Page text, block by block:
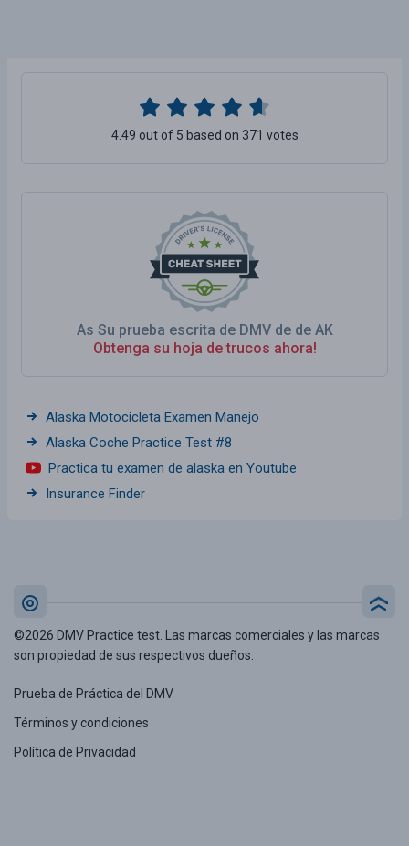
As Su prueba escrita de DMV de de AK
Obtenga su hoja de trucos ahora!
4.49 out of 5 based on 371 votes
Alaska Motocicleta Examen Manejo
Alaska Coche Practice Test #8
Practica tu examen de alaska en Youtube
Insurance Finder
©2026 DMV Practice test. Las marcas comerciales y las marcas
son propiedad de sus respectivos dueños.
Prueba de Práctica del DMV
Términos y condiciones
Política de Privacidad